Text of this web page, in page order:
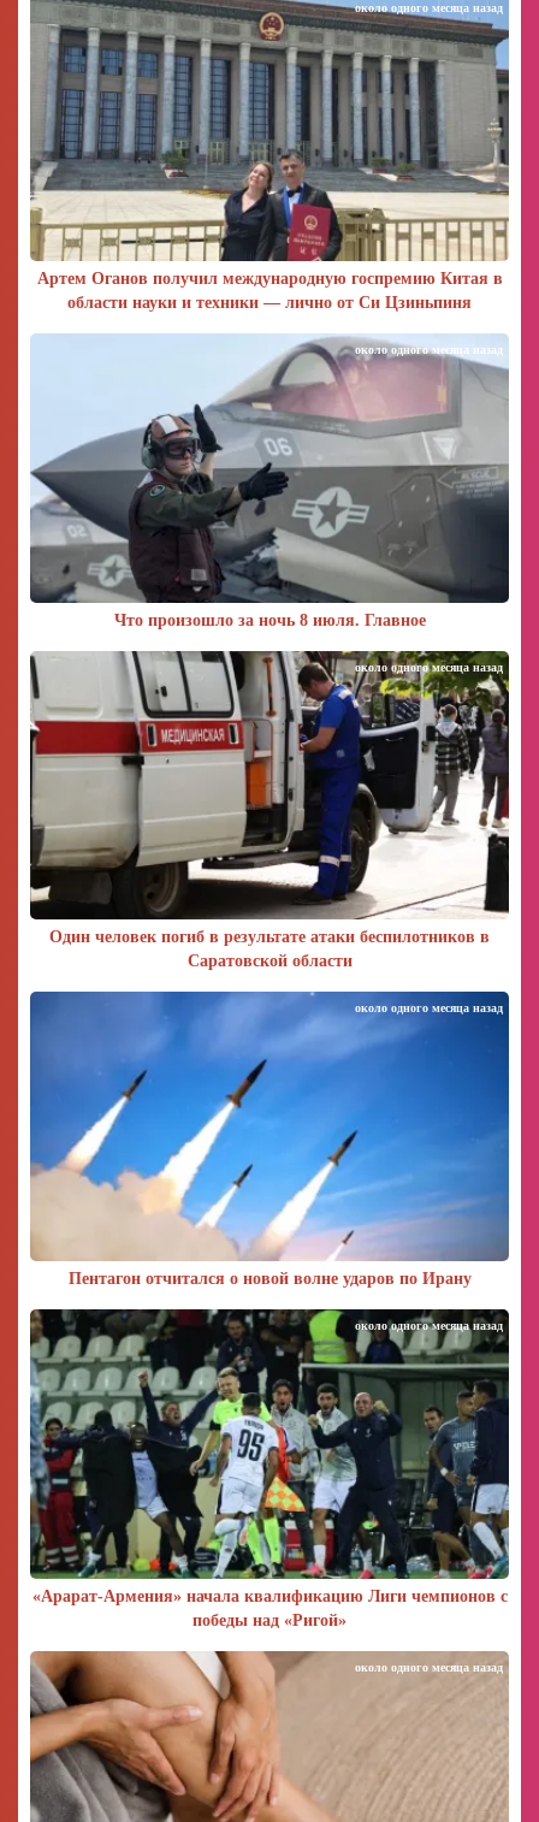
Артем Оганов получил международную госпремию Китая в
области науки и техники — лично от Си Цзиньпиня
около одного месяца назад
Что произошло за ночь 8 июля. Главное
около одного месяца назад
Один человек погиб в результате атаки беспилотников в
Саратовской области
около одного месяца назад
Пентагон отчитался о новой волне ударов по Ирану
около одного месяца назад
«Арарат‑Армения» начала квалификацию Лиги чемпионов с
победы над «Ригой»
около одного месяца назад
около одного месяца назад